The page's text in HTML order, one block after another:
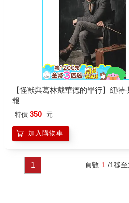
【怪獸與葛林戴華德的罪行】紐特
報
特價 350 元
加入購物車
1 頁數 1 /1移至